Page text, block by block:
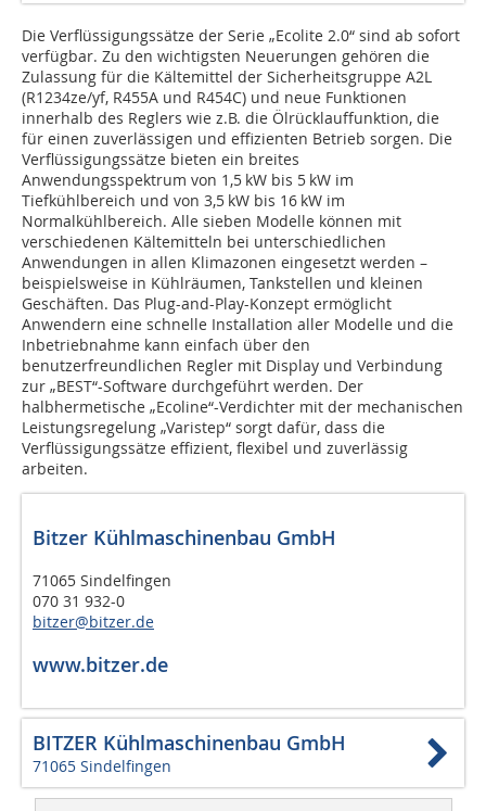
Die Verflüssigungssätze der Serie „Ecolite 2.0“ sind ab sofort
verfügbar. Zu den wichtigsten Neuerungen gehören die
Zulassung für die Kältemittel der Sicherheitsgruppe A2L
(R1234ze/yf, R455A und R454C) und neue Funktionen
innerhalb des Reglers wie z.B. die Ölrücklauffunktion, die
für einen zuverlässigen und effizienten Betrieb sorgen. Die
Verflüssigungssätze bieten ein breites
Anwendungsspektrum von 1,5 kW bis 5 kW im
Tiefkühlbereich und von 3,5 kW bis 16 kW im
Normalkühlbereich. Alle sieben Modelle können mit
verschiedenen Kältemitteln bei unterschiedlichen
Anwendungen in allen Klimazonen eingesetzt werden –
beispielsweise in Kühlräumen, Tankstellen und kleinen
Geschäften. Das Plug-and-Play-Konzept ermöglicht
Anwendern eine schnelle Installation aller Modelle und die
Inbetriebnahme kann einfach über den
benutzerfreundlichen Regler mit Display und Verbindung
zur „BEST“-Software durchgeführt werden. Der
halbhermetische „Ecoline“-Verdichter mit der mechanischen
Leistungsregelung „Varistep“ sorgt dafür, dass die
Verflüssigungssätze effizient, flexibel und zuverlässig
arbeiten.
Bitzer Kühlmaschinenbau GmbH
71065 Sindelfingen
070 31 932-0
bitzer@bitzer.de
www.bitzer.de
BITZER Kühlmaschinenbau GmbH
71065 Sindelfingen